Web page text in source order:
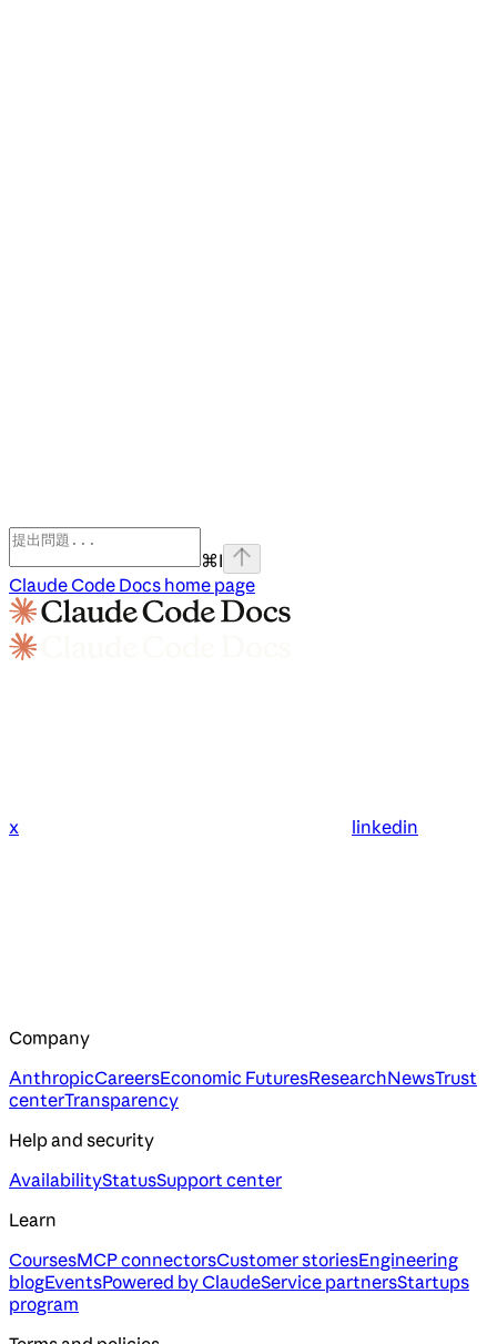
⌘I
Claude Code Docs home page
x linkedin
Company
AnthropicCareersEconomic FuturesResearchNewsTrust
centerTransparency
Help and security
AvailabilityStatusSupport center
Learn
CoursesMCP connectorsCustomer storiesEngineering
blogEventsPowered by ClaudeService partnersStartups
program